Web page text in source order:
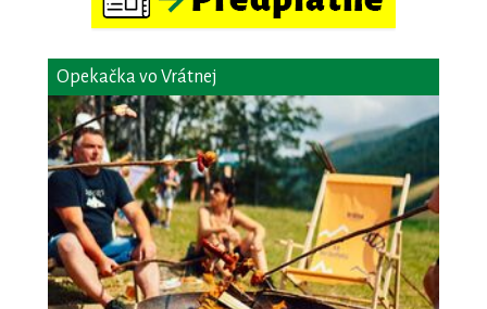
Opekačka vo Vrátnej